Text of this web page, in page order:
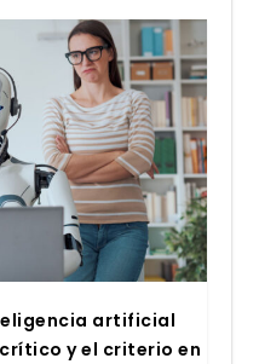
arti­fi­cial
y el cri­te­rio en